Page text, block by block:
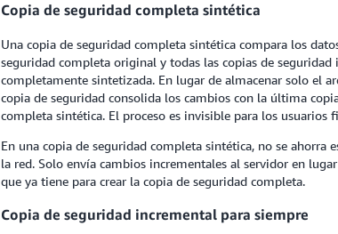
Copia de seguridad completa sintética
Una copia de seguridad completa sintética compara los
seguridad completa original y todas las copias de
completamente sintetizada. En lugar de almacenar solo el
copia de seguridad consolida los cambios con la última
completa sintética. El proceso es invisible para los usuarios
En una copia de seguridad completa sintética, no se ahorra
la red. Solo envía cambios incrementales al servidor en
que ya tiene para crear la copia de seguridad completa.
Copia de seguridad incremental para siempre